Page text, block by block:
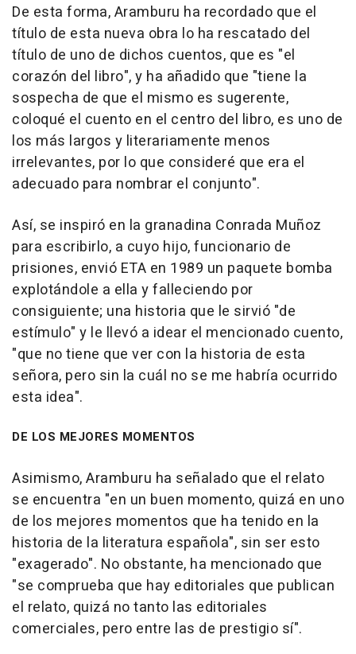
De esta forma, Aramburu ha recordado que el
título de esta nueva obra lo ha rescatado del
título de uno de dichos cuentos, que es "el
corazón del libro", y ha añadido que "tiene la
sospecha de que el mismo es sugerente,
coloqué el cuento en el centro del libro, es uno de
los más largos y literariamente menos
irrelevantes, por lo que consideré que era el
adecuado para nombrar el conjunto".
Así, se inspiró en la granadina Conrada Muñoz
para escribirlo, a cuyo hijo, funcionario de
prisiones, envió ETA en 1989 un paquete bomba
explotándole a ella y falleciendo por
consiguiente; una historia que le sirvió "de
estímulo" y le llevó a idear el mencionado cuento,
"que no tiene que ver con la historia de esta
señora, pero sin la cuál no se me habría ocurrido
esta idea".
DE LOS MEJORES MOMENTOS
Asimismo, Aramburu ha señalado que el relato
se encuentra "en un buen momento, quizá en uno
de los mejores momentos que ha tenido en la
historia de la literatura española", sin ser esto
"exagerado". No obstante, ha mencionado que
"se comprueba que hay editoriales que publican
el relato, quizá no tanto las editoriales
comerciales, pero entre las de prestigio sí".